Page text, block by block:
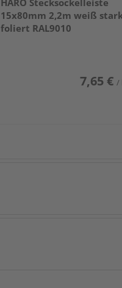
15x80mm 2,2m weiß
foliert RAL9010
7,65 € /